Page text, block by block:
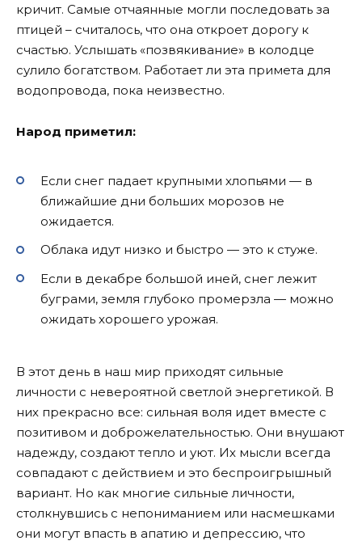
кричит. Самые отчаянные могли последовать за
птицей – считалось, что она откроет дорогу к
счастью. Услышать «позвякивание» в колодце
сулило богатством. Работает ли эта примета для
водопровода, пока неизвестно.
Народ приметил:
Если снег падает крупными хлопьями — в
ближайшие дни больших морозов не
ожидается.
Облака идут низко и быстро — это к стуже.
Если в декабре большой иней, снег лежит
буграми, земля глубоко промерзла — можно
ожидать хорошего урожая.
В этот день в наш мир приходят сильные
личности с невероятной светлой энергетикой. В
них прекрасно все: сильная воля идет вместе с
позитивом и доброжелательностью. Они внушают
надежду, создают тепло и уют. Их мысли всегда
совпадают с действием и это беспроигрышный
вариант. Но как многие сильные личности,
столкнувшись с непониманием или насмешками
они могут впасть в апатию и депрессию, что